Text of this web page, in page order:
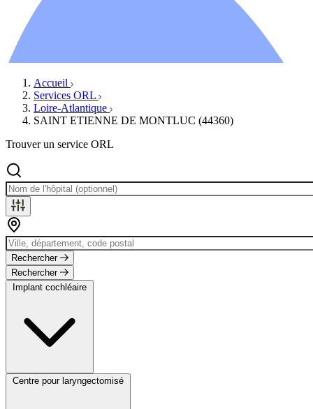
Évènements
Accueil
Services ORL
Loire-Atlantique
SAINT ETIENNE DE MONTLUC (44360)
Trouver un service ORL
Rechercher
Rechercher
Implant cochléaire
Centre pour laryngectomisé